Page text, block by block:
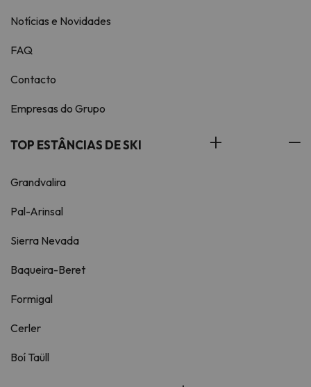
Notícias e Novidades
FAQ
Contacto
Empresas do Grupo
TOP ESTÂNCIAS DE SKI
Grandvalira
Pal-Arinsal
Sierra Nevada
Baqueira-Beret
Formigal
Cerler
Boí Taüll